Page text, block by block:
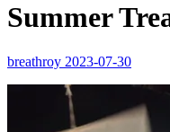
Summer
breathroy 2023-07-30